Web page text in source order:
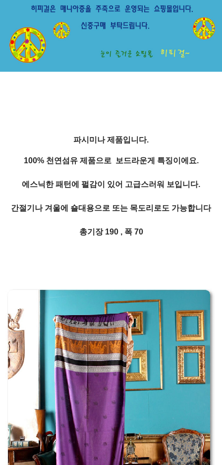
파시미나 제품입니다.
100% 천연섬유 제품으로 보드라운게 특징이에요.
에스닉한 패턴에 펄감이 있어 고급스러워 보입니다.
간절기나 겨울에 숄대용으로 또는 목도리로도 가능합니다
총기장 190 , 폭 70